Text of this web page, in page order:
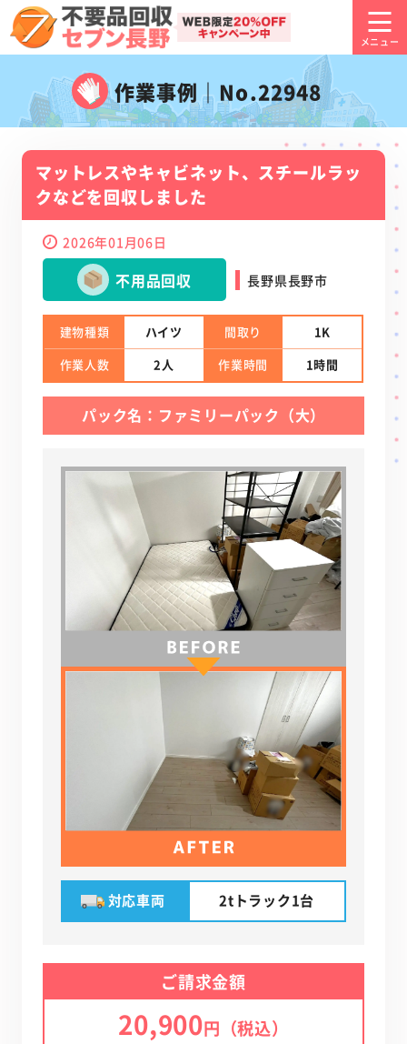
作業事例｜No.22948
マットレスやキャビネット、スチールラッ
クなどを回収しました
2026年01月06日
不用品回収 長野県長野市
建物種類 ハイツ 間取り
1K
作業人数
2人 作業時間 1時間
パック名：ファミリーパック（大）
対応車両 2tトラック1台
ご請求金額
20,900円（税込）